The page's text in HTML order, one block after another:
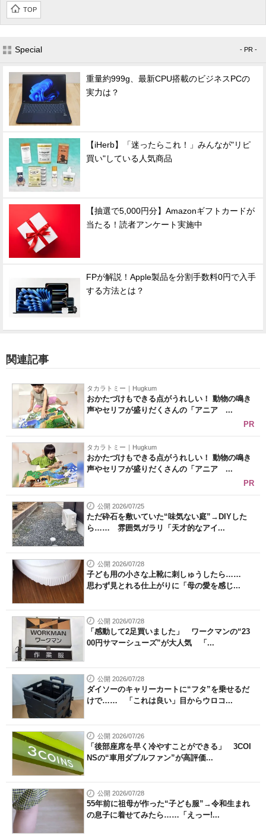
TOP
Special - PR -
重量約999g、最新CPU搭載のビジネスPCの
実力は？
【iHerb】「迷ったらこれ！」みんなが"リピ
買い"している人気商品
【抽選で5,000円分】Amazonギフトカードが
当たる！読者アンケート実施中
FPが解説！Apple製品を分割手数料0円で入手
する方法とは？
関連記事
タカラトミー｜Hugkum
おかたづけもできる点がうれしい！ 動物の鳴き
声やセリフが盛りだくさんの「アニア ...
PR
タカラトミー｜Hugkum
おかたづけもできる点がうれしい！ 動物の鳴き
声やセリフが盛りだくさんの「アニア ...
PR
公開 2026/07/25
ただ砕石を敷いていた“味気ない庭”→DIYした
ら…… 雰囲気ガラリ「天才的なアイ...
公開 2026/07/28
子ども用の小さな上靴に刺しゅうしたら……
思わず見とれる仕上がりに「母の愛を感じ...
公開 2026/07/28
「感動して2足買いました」 ワークマンの“23
00円サマーシューズ”が大人気 「...
公開 2026/07/28
ダイソーのキャリーカートに“フタ”を乗せるだ
けで…… 「これは良い」目からウロコ...
公開 2026/07/26
「後部座席を早く冷やすことができる」 3COI
NSの“車用ダブルファン”が高評価...
公開 2026/07/28
55年前に祖母が作った“子ども服”→令和生まれ
の息子に着せてみたら……「えっー!...